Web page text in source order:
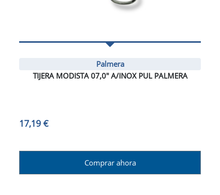
Palmera
TIJERA MODISTA 07,0" A/INOX PUL PALMERA
17,19 €
Comprar ahora